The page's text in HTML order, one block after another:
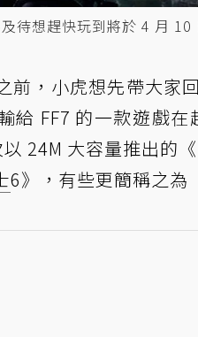
待想趕快玩到將於 4 月 10
前，小虎想先帶大家
給 FF7 的一款遊戲
24M 大容量推出的
6》，有些更簡稱之為